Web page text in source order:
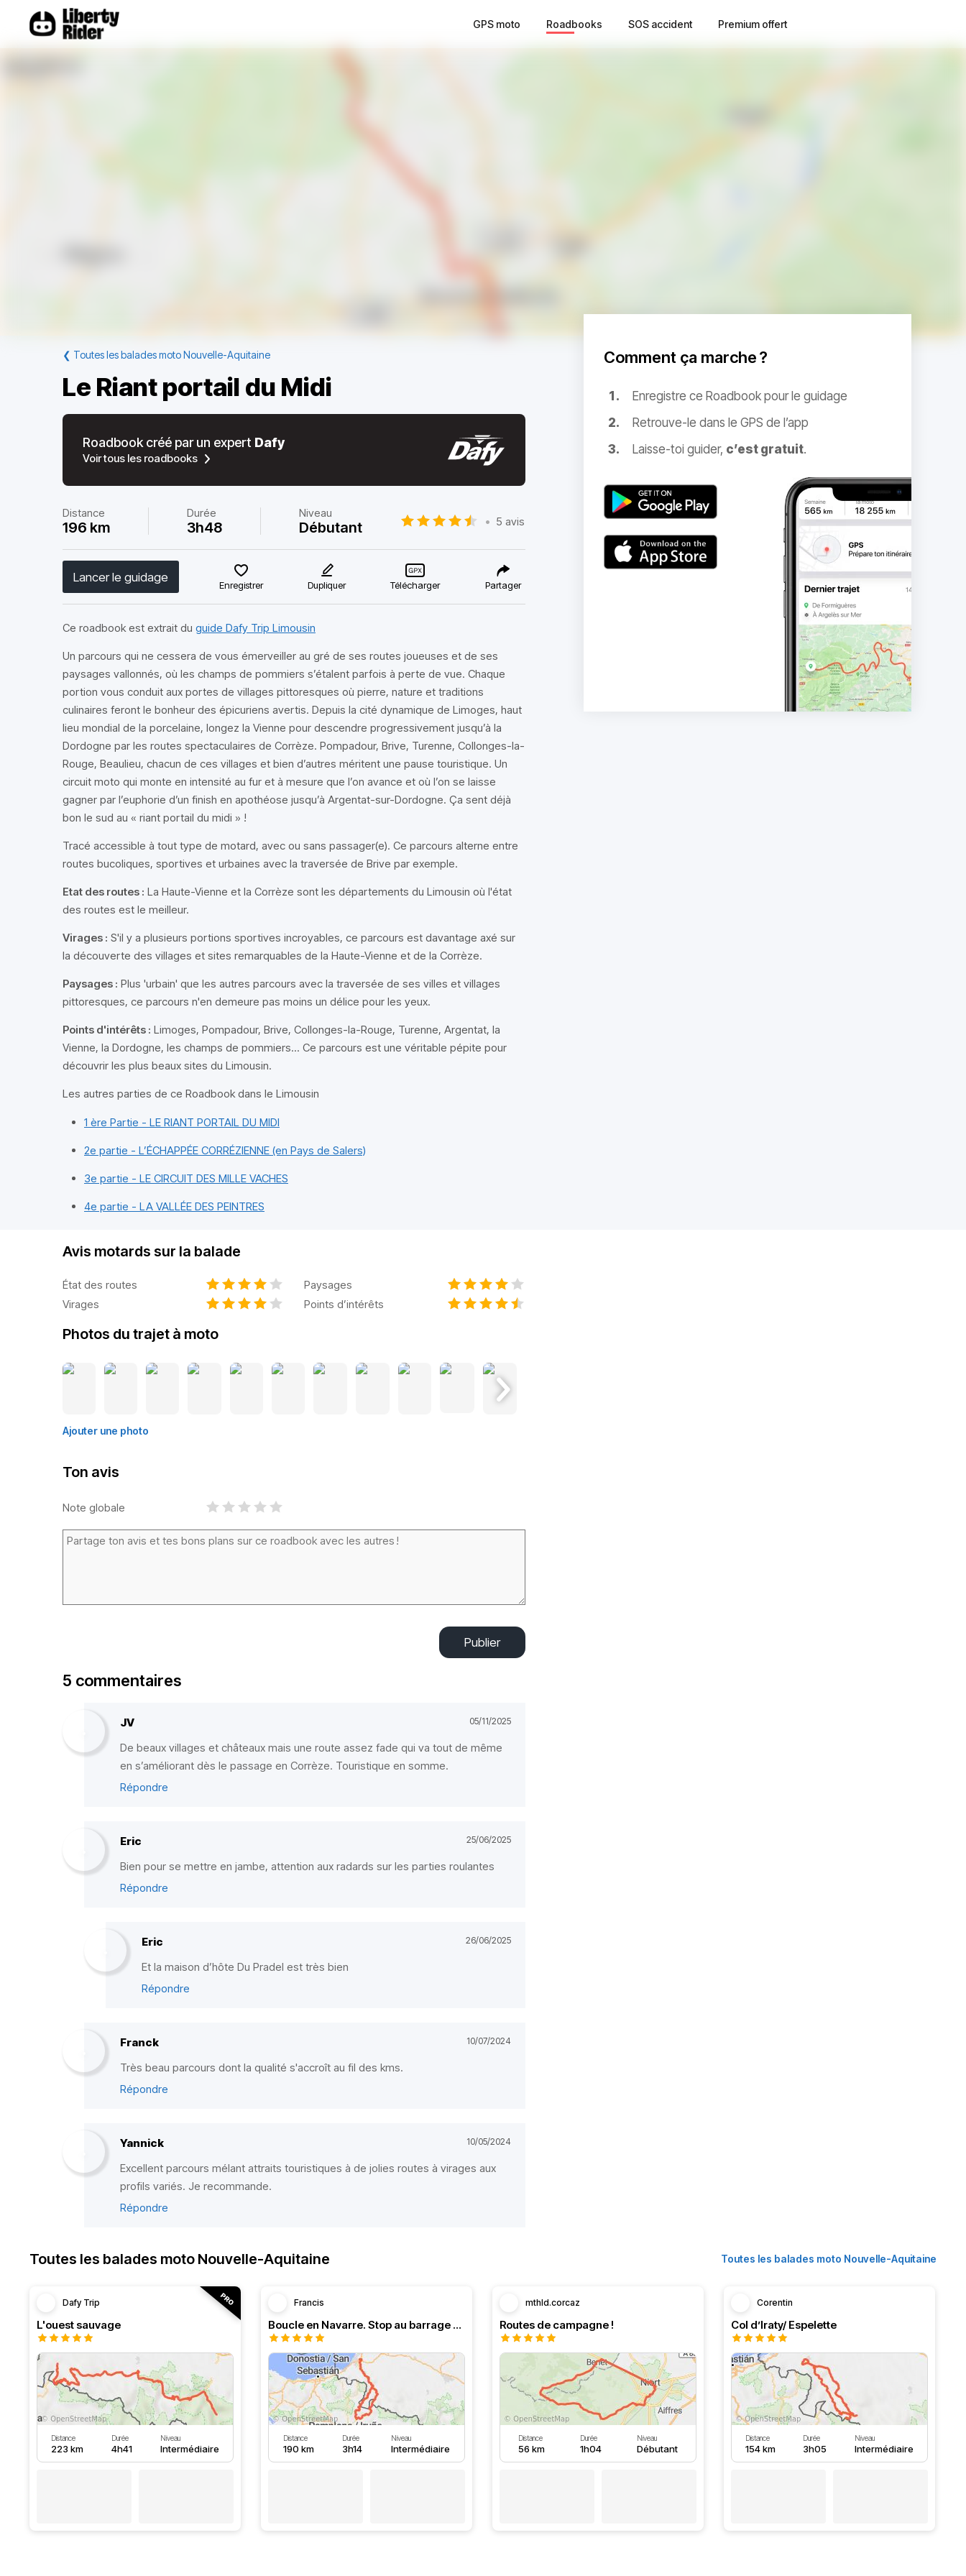
GPS moto Roadbooks SOS accident Premium offert
❮ Toutes les balades moto Nouvelle-Aquitaine
Le Riant portail du Midi
Roadbook créé par un expert Dafy
Voir tous les roadbooks
Distance
196 km
Durée
3h48
Niveau
Débutant • 5 avis
Lancer le guidage
Enregistrer Dupliquer Télécharger Partager
Ce roadbook est extrait du guide Dafy Trip Limousin
Un parcours qui ne cessera de vous émerveiller au gré de ses routes joueuses et de ses
paysages vallonnés, où les champs de pommiers s’étalent parfois à perte de vue. Chaque
portion vous conduit aux portes de villages pittoresques où pierre, nature et traditions
culinaires feront le bonheur des épicuriens avertis. Depuis la cité dynamique de Limoges, haut
lieu mondial de la porcelaine, longez la Vienne pour descendre progressivement jusqu’à la
Dordogne par les routes spectaculaires de Corrèze. Pompadour, Brive, Turenne, Collonges-la-
Rouge, Beaulieu, chacun de ces villages et bien d’autres méritent une pause touristique. Un
circuit moto qui monte en intensité au fur et à mesure que l’on avance et où l’on se laisse
gagner par l’euphorie d’un finish en apothéose jusqu’à Argentat-sur-Dordogne. Ça sent déjà
bon le sud au « riant portail du midi » !
Tracé accessible à tout type de motard, avec ou sans passager(e). Ce parcours alterne entre
routes bucoliques, sportives et urbaines avec la traversée de Brive par exemple.
Etat des routes : La Haute-Vienne et la Corrèze sont les départements du Limousin où l'état
des routes est le meilleur.
Virages : S'il y a plusieurs portions sportives incroyables, ce parcours est davantage axé sur
la découverte des villages et sites remarquables de la Haute-Vienne et de la Corrèze.
Paysages : Plus 'urbain' que les autres parcours avec la traversée de ses villes et villages
pittoresques, ce parcours n'en demeure pas moins un délice pour les yeux.
Points d'intérêts : Limoges, Pompadour, Brive, Collonges-la-Rouge, Turenne, Argentat, la
Vienne, la Dordogne, les champs de pommiers... Ce parcours est une véritable pépite pour
découvrir les plus beaux sites du Limousin.
1 ère Partie - LE RIANT PORTAIL DU MIDI
2e partie - L’ÉCHAPPÉE CORRÉZIENNE (en Pays de Salers)
3e partie - LE CIRCUIT DES MILLE VACHES
4e partie - LA VALLÉE DES PEINTRES
Comment ça marche ?
Enregistre ce Roadbook pour le guidage
Retrouve-le dans le GPS de l’app
Laisse-toi guider, c’est gratuit.
Avis motards sur la balade
État des routes
Paysages
Virages
Points d’intérêts
Photos du trajet à moto
Ajouter une photo
Ton avis
Note globale
Publier
5 commentaires
JV 05/11/2025
De beaux villages et châteaux mais une route assez fade qui va tout de même
en s’améliorant dès le passage en Corrèze. Touristique en somme.
Répondre
Eric 25/06/2025
Bien pour se mettre en jambe, attention aux radards sur les parties roulantes
Répondre
Eric 26/06/2025
Et la maison d’hôte Du Pradel est très bien
Répondre
Franck 10/07/2024
Très beau parcours dont la qualité s'accroît au fil des kms.
Répondre
Yannick 10/05/2024
Excellent parcours mélant attraits touristiques à de jolies routes à virages aux
profils variés. Je recommande.
Répondre
Toutes les balades moto Nouvelle-Aquitaine Toutes les balades moto Nouvelle-Aquitaine
Dafy Trip
L'ouest sauvage
Distance
223 km
Durée
4h41
Niveau
Intermédiaire
Francis
Boucle en Navarre. Stop au barrage d’Eugi.
Distance
190 km
Durée
3h14
Niveau
Intermédiaire
mthld.corcaz
Routes de campagne !
Distance
56 km
Durée
1h04
Niveau
Débutant
Corentin
Col d’Iraty/ Espelette
Distance
154 km
Durée
3h05
Niveau
Intermédiaire